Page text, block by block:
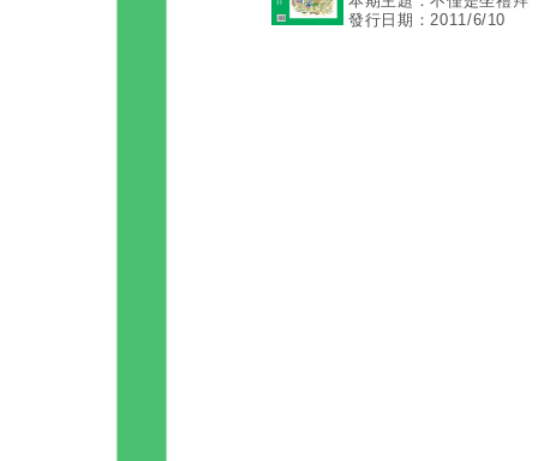
發行日期：2011/6/10